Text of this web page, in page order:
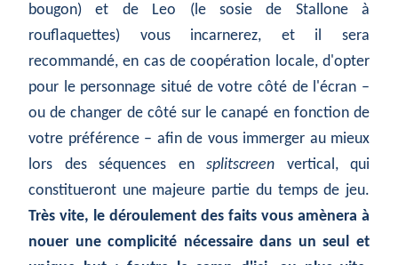
bougon) et de Leo (le sosie de Stallone à
rouflaquettes) vous incarnerez, et il sera
recommandé, en cas de coopération locale, d'opter
pour le personnage situé de votre côté de l'écran –
ou de changer de côté sur le canapé en fonction de
votre préférence – afin de vous immerger au mieux
lors des séquences en splitscreen vertical, qui
constitueront une majeure partie du temps de jeu.
Très vite, le déroulement des faits vous amènera à
nouer une complicité nécessaire dans un seul et